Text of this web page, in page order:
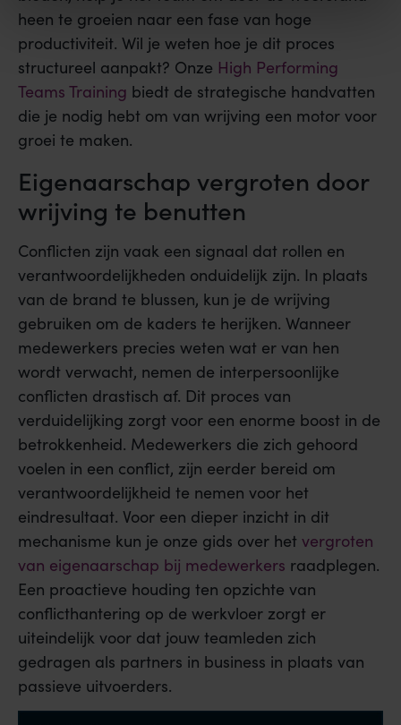
heen te groeien naar een fase van hoge
productiviteit. Wil je weten hoe je dit proces
structureel aanpakt? Onze High Performing
Teams Training biedt de strategische handvatten
die je nodig hebt om van wrijving een motor voor
groei te maken.
Eigenaarschap vergroten door
wrijving te benutten
Conflicten zijn vaak een signaal dat rollen en
verantwoordelijkheden onduidelijk zijn. In plaats
van de brand te blussen, kun je de wrijving
gebruiken om de kaders te herijken. Wanneer
medewerkers precies weten wat er van hen
wordt verwacht, nemen de interpersoonlijke
conflicten drastisch af. Dit proces van
verduidelijking zorgt voor een enorme boost in de
betrokkenheid. Medewerkers die zich gehoord
voelen in een conflict, zijn eerder bereid om
verantwoordelijkheid te nemen voor het
eindresultaat. Voor een dieper inzicht in dit
mechanisme kun je onze gids over het vergroten
van eigenaarschap bij medewerkers raadplegen.
Een proactieve houding ten opzichte van
conflicthantering op de werkvloer zorgt er
uiteindelijk voor dat jouw teamleden zich
gedragen als partners in business in plaats van
passieve uitvoerders.